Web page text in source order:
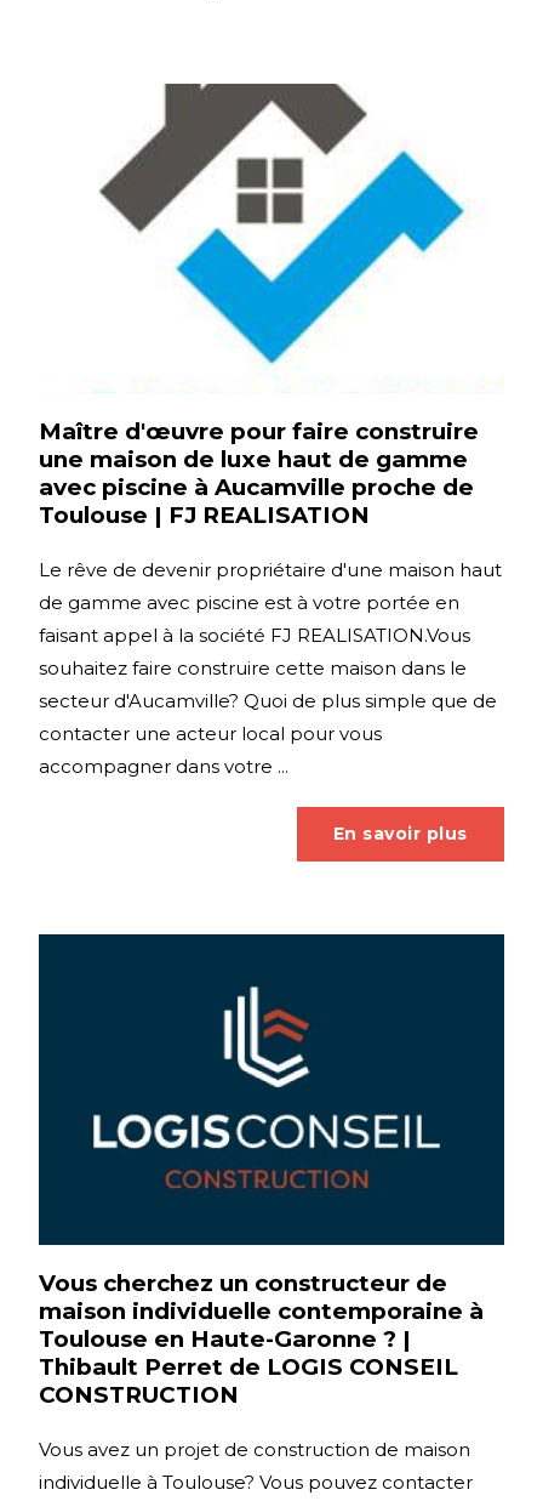
Maître d'œuvre pour faire construire
une maison de luxe haut de gamme
avec piscine à Aucamville proche de
Toulouse | FJ REALISATION
Le rêve de devenir propriétaire d'une maison haut
de gamme avec piscine est à votre portée en
faisant appel à la société FJ REALISATION.Vous
souhaitez faire construire cette maison dans le
secteur d'Aucamville? Quoi de plus simple que de
contacter une acteur local pour vous
accompagner dans votre ...
En savoir plus
Vous cherchez un constructeur de
maison individuelle contemporaine à
Toulouse en Haute-Garonne ? |
Thibault Perret de LOGIS CONSEIL
CONSTRUCTION
Vous avez un projet de construction de maison
individuelle à Toulouse? Vous pouvez contacter